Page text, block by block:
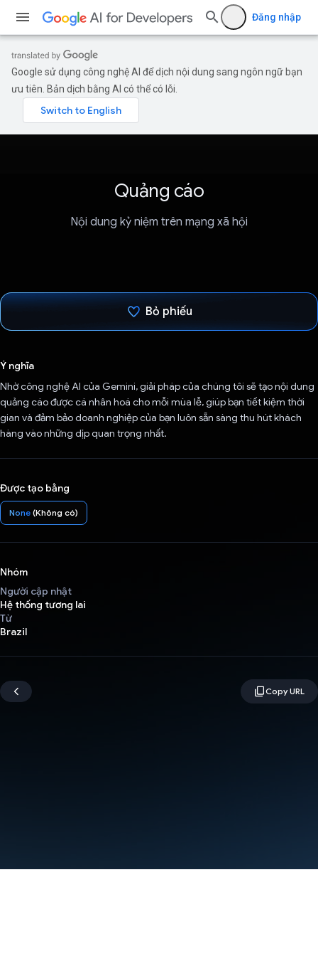
Đăng nhập
Google sử dụng công nghệ AI để dịch nội dung sang ngôn ngữ bạn
ưu tiên. Bản dịch bằng AI có thể có lỗi.
Quảng cáo
Nội dung kỷ niệm trên mạng xã hội
Bỏ phiếu
Ý nghĩa
Nhờ công nghệ AI của Gemini, giải pháp của chúng tôi sẽ tạo nội dung
quảng cáo được cá nhân hoá cho mỗi mùa lễ, giúp bạn tiết kiệm thời
gian và đảm bảo doanh nghiệp của bạn luôn sẵn sàng thu hút khách
hàng vào những dịp quan trọng nhất.
Được tạo bằng
None (Không có)
Nhóm
Người cập nhật
Hệ thống tương lai
Từ
Brazil